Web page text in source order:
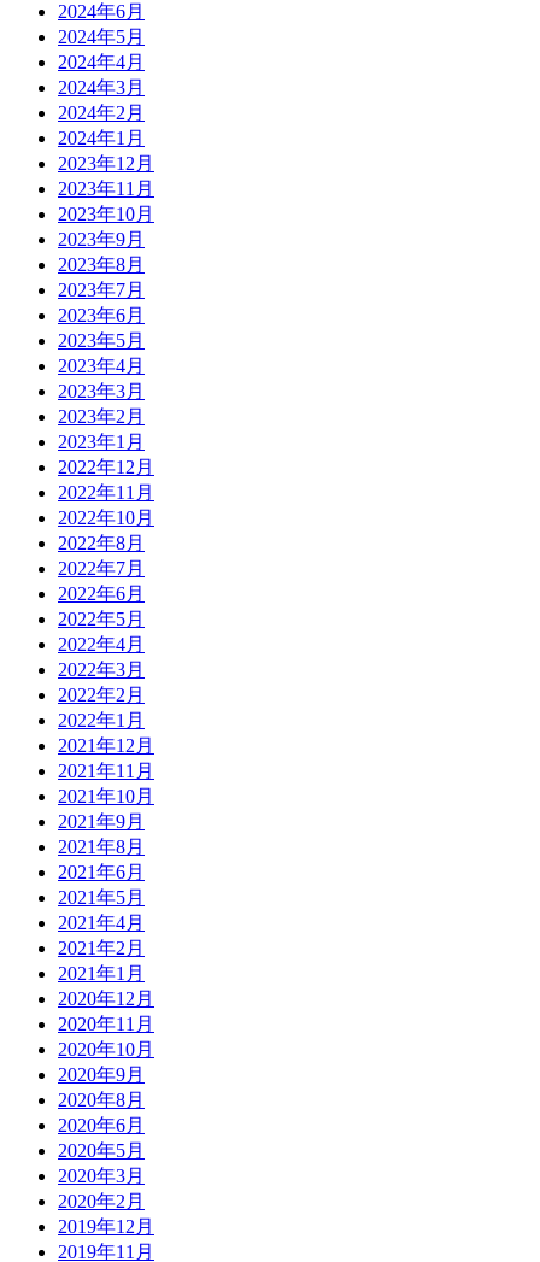
2024年6月
2024年5月
2024年4月
2024年3月
2024年2月
2024年1月
2023年12月
2023年11月
2023年10月
2023年9月
2023年8月
2023年7月
2023年6月
2023年5月
2023年4月
2023年3月
2023年2月
2023年1月
2022年12月
2022年11月
2022年10月
2022年8月
2022年7月
2022年6月
2022年5月
2022年4月
2022年3月
2022年2月
2022年1月
2021年12月
2021年11月
2021年10月
2021年9月
2021年8月
2021年6月
2021年5月
2021年4月
2021年2月
2021年1月
2020年12月
2020年11月
2020年10月
2020年9月
2020年8月
2020年6月
2020年5月
2020年3月
2020年2月
2019年12月
2019年11月